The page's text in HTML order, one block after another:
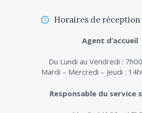
Horaires de
Agent d’accueil
Du Lundi au Vendredi :
Mardi – Mercredi – Jeudi :
Responsable du service